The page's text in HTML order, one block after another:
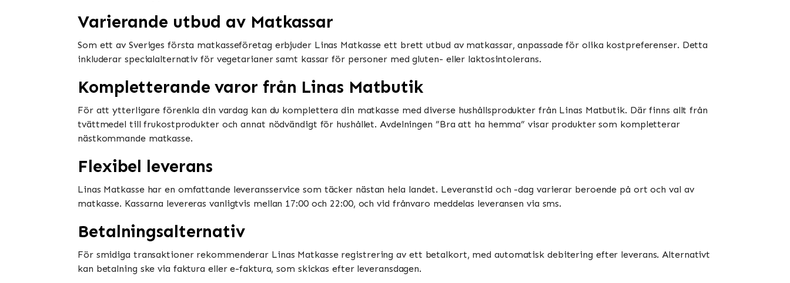
Varierande utbud av Matkassar
Som ett av Sveriges första matkasseföretag erbjuder Linas Matkasse ett brett utbud av matkassar, anpassade för olika kostpreferenser. Detta
inkluderar specialalternativ för vegetarianer samt kassar för personer med gluten- eller laktosintolerans.
Kompletterande varor från Linas Matbutik
För att ytterligare förenkla din vardag kan du komplettera din matkasse med diverse hushållsprodukter från Linas Matbutik. Där finns allt från
tvättmedel till frukostprodukter och annat nödvändigt för hushållet. Avdelningen ”Bra att ha hemma” visar produkter som kompletterar
nästkommande matkasse.
Flexibel leverans
Linas Matkasse har en omfattande leveransservice som täcker nästan hela landet. Leveranstid och -dag varierar beroende på ort och val av
matkasse. Kassarna levereras vanligtvis mellan 17:00 och 22:00, och vid frånvaro meddelas leveransen via sms.
Betalningsalternativ
För smidiga transaktioner rekommenderar Linas Matkasse registrering av ett betalkort, med automatisk debitering efter leverans. Alternativt
kan betalning ske via faktura eller e-faktura, som skickas efter leveransdagen.